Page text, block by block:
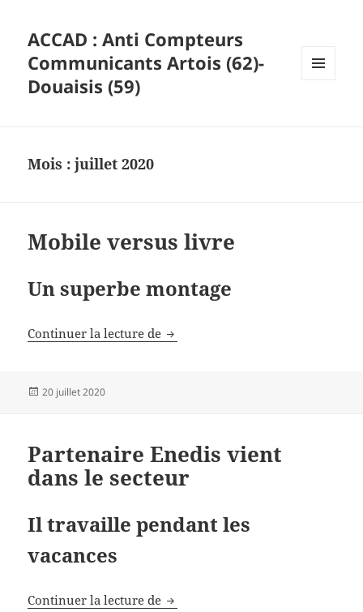
ACCAD : Anti Compteurs
Communicants Artois (62)-
Douaisis (59)
Mois :juillet 2020
Mobile versus livre
Un superbe montage
Continuer la lecture de Mobile versus livre
Publié
20 juillet 2020
Partenaire Enedis vient
dans le secteur
Il travaille pendant les
vacances
Continuer la lecture de Partenaire Enedis vient dans le